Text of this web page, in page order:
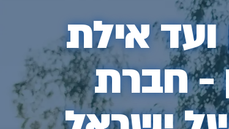
אילת
- חברת